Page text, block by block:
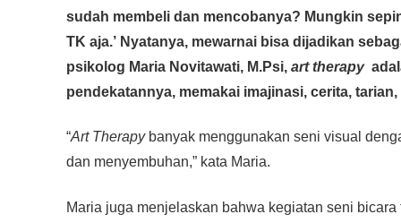
e
b
o
k
er s
A
p
e
n
g
y
Li
n
e
sudah membeli dan mencobanya? Mungkin
TK aja.’ Nyatanya, mewarnai bisa dijadikan
psikolog Maria Novitawati, M.Psi, art therapy
pendekatannya, memakai imajinasi, cerita,
“Art Therapybanyak menggunakan seni visual
dan menyembuhan,” kata Maria.
Maria juga menjelaskan bahwa kegiatan seni